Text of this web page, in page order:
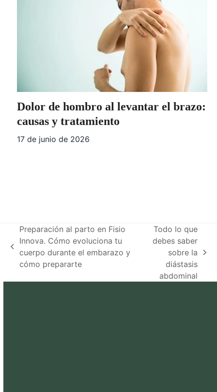
Dolor de hombro al levantar el brazo:
causas y tratamiento
17 de junio de 2026
previous
post:
Preparación al parto en Fisio
Innova. Cómo evoluciona tu
cuerpo durante el embarazo y
cómo prepararte
Todo lo que
debes saber
sobre la
diástasis
abdominal